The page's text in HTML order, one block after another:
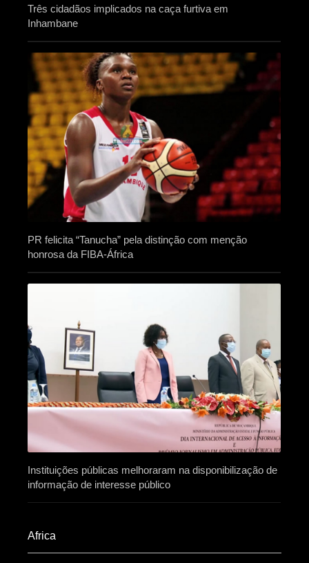
Três cidadãos implicados na caça furtiva em
Inhambane
PR felicita “Tanucha” pela distinção com menção
honrosa da FIBA-África
Instituições públicas melhoraram na disponibilização de
informação de interesse público
Africa​